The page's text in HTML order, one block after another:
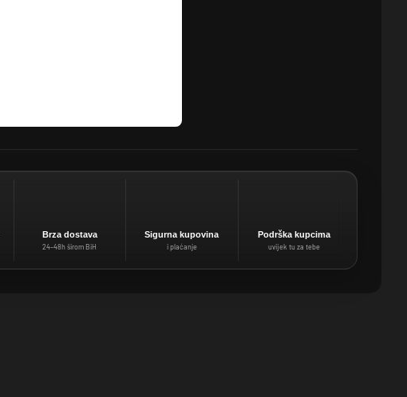
Brza dostava
24–48h širom BiH
Sigurna kupovina
i plaćanje
Podrška kupcima
uvijek tu za tebe